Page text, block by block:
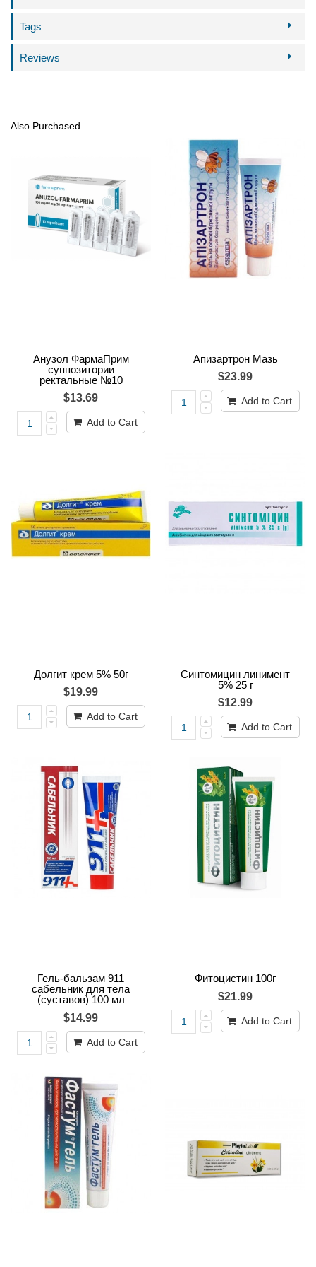
Tags
Reviews
Also Purchased
Анузол ФармаПрим
суппозитории
ректальные №10
$13.69
Add to Cart
Апизартрон Мазь
$23.99
Add to Cart
Долгит крем 5% 50г
$19.99
Add to Cart
Синтомицин линимент
5% 25 г
$12.99
Add to Cart
Гель-бальзам 911
сабельник для тела
(суставов) 100 мл
$14.99
Add to Cart
Фитоцистин 100г
$21.99
Add to Cart